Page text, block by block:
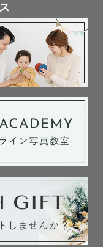
お手伝いを心を込
ズの写真が欲し
アリングをさせて
！その写真が撮影
ます💪
ズなどのご案内を
😌